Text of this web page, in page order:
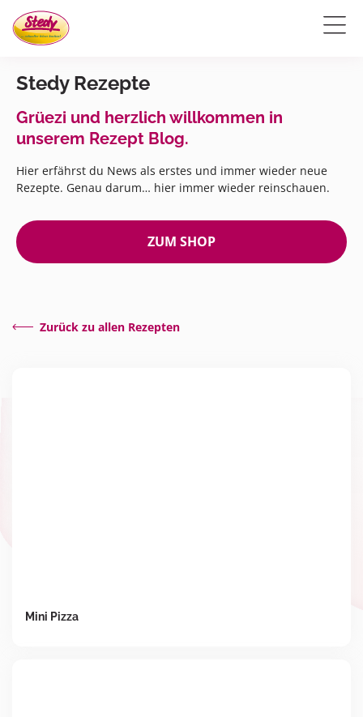
Stedy Rezepte
Grüezi und herzlich willkommen in
unserem Rezept Blog.
Hier erfährst du News als erstes und immer wieder neue
Rezepte. Genau darum… hier immer wieder reinschauen.
ZUM SHOP
Zurück zu allen Rezepten
Mini Pizza